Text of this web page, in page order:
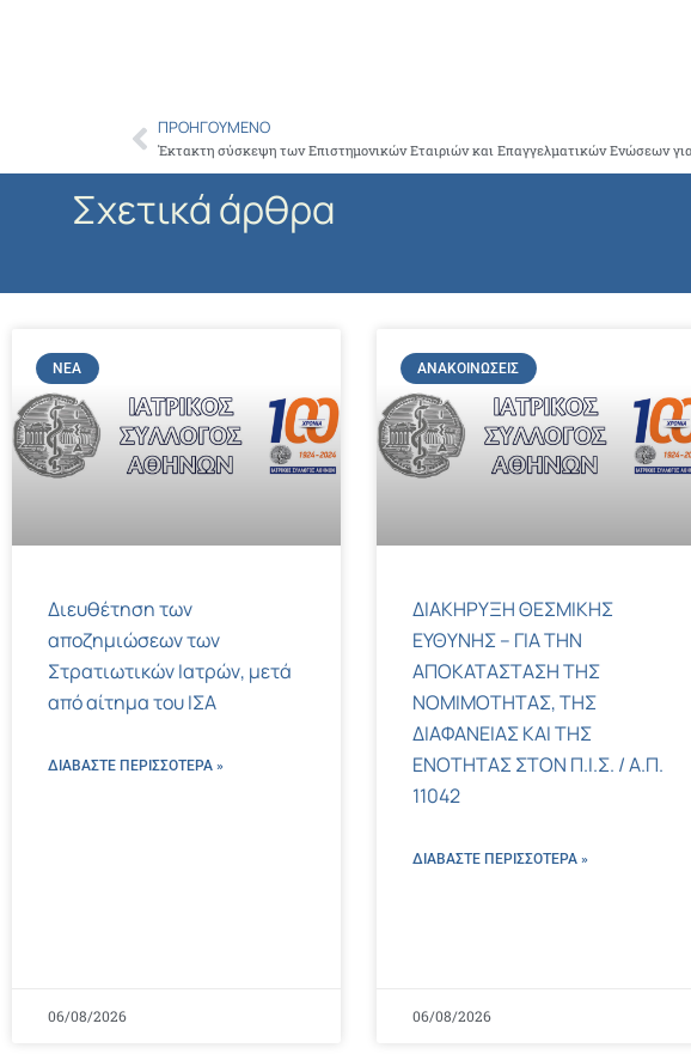
Prev
ΠΡΟΗΓΟΎΜΕΝΟ
Σχετικά άρθρα
ΝΈΑ
Διευθέτηση των
αποζημιώσεων των
Στρατιωτικών Ιατρών, μετά
από αίτημα του ΙΣΑ
ΔΙΑΒΑΣΤΕ ΠΕΡΙΣΣΌΤΕΡΑ »
06/08/2026
ΑΝΑΚΟΙΝΏΣΕΙΣ
ΔΙΑΚΗΡΥΞΗ ΘΕΣΜΙΚΗΣ
ΕΥΘΥΝΗΣ – ΓΙΑ ΤΗΝ
ΑΠΟΚΑΤΑΣΤΑΣΗ ΤΗΣ
ΝΟΜΙΜΟΤΗΤΑΣ, ΤΗΣ
ΔΙΑΦΑΝΕΙΑΣ ΚΑΙ ΤΗΣ
ΕΝΟΤΗΤΑΣ ΣΤΟΝ Π.Ι.Σ. / Α.Π.
11042
ΔΙΑΒΑΣΤΕ ΠΕΡΙΣΣΌΤΕΡΑ »
06/08/2026